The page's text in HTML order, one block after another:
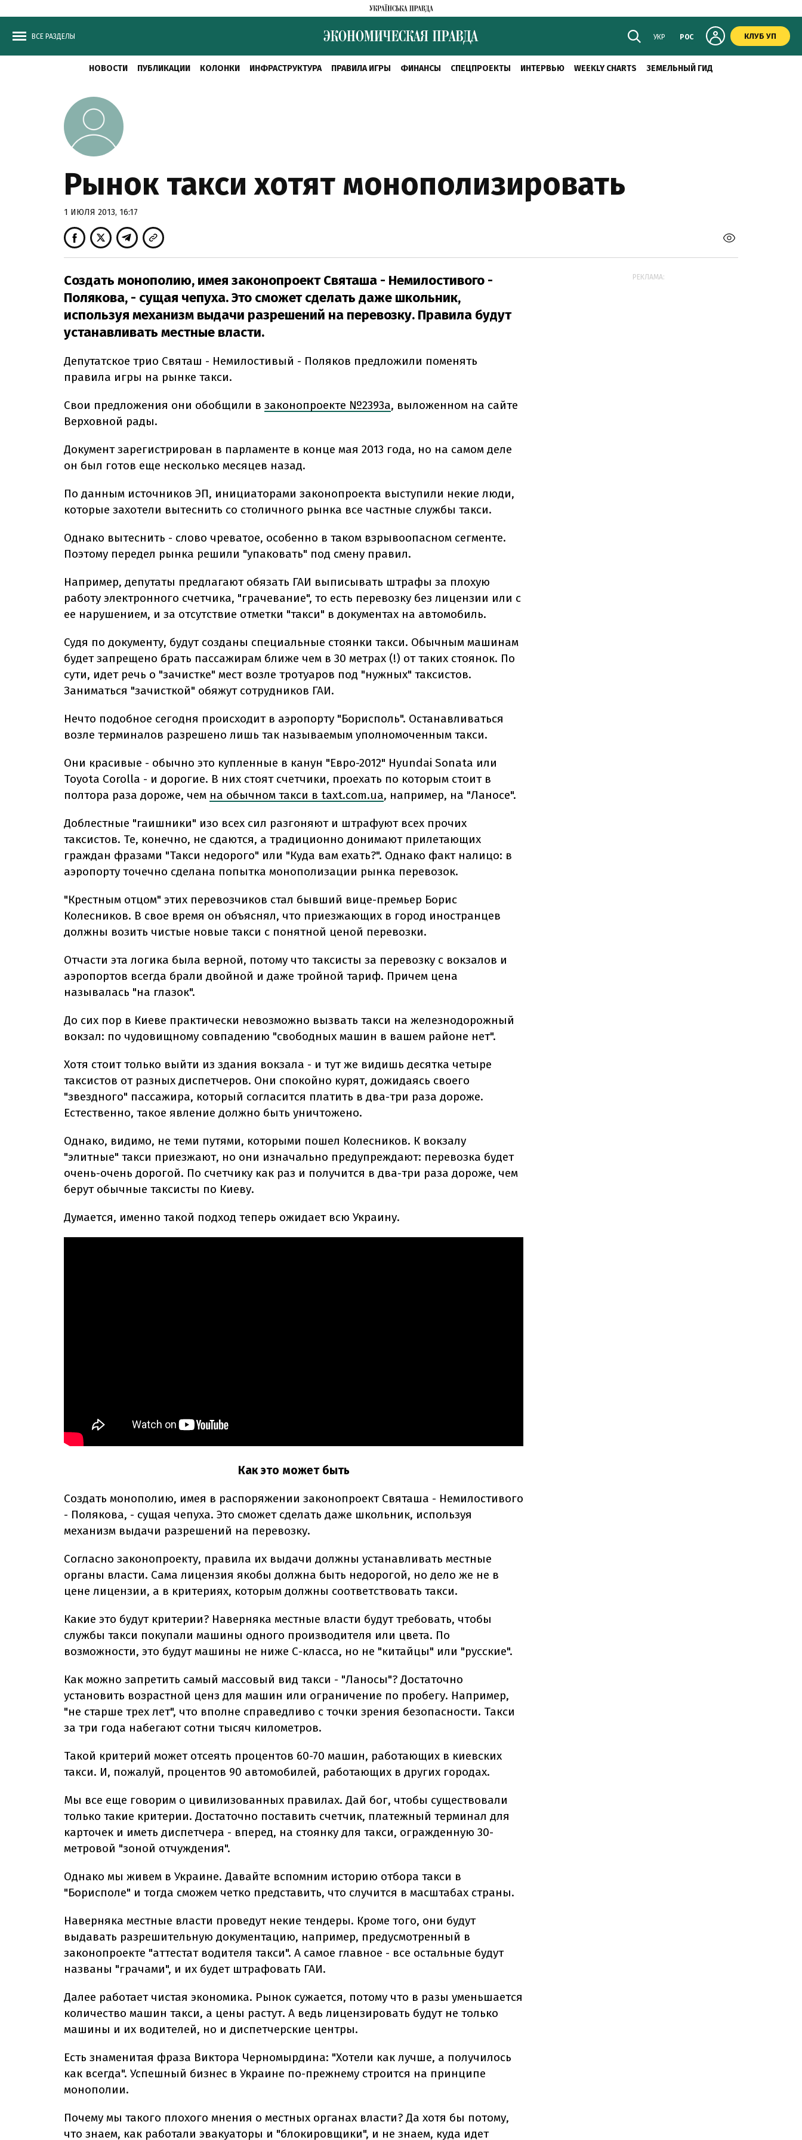
ВСЕ РАЗДЕЛЫ УКР РОС КЛУБ УП
НОВОСТИ ПУБЛИКАЦИИ КОЛОНКИ ИНФРАСТРУКТУРА ПРАВИЛА ИГРЫ ФИНАНСЫ СПЕЦПРОЕКТЫ ИНТЕРВЬЮ WEEKLY CHARTS ЗЕМЕЛЬНЫЙ ГИД
Рынок такси хотят монополизировать
1 ИЮЛЯ 2013, 16:17
Создать монополию, имея законопроект Святаша - Немилостивого -
Полякова, - сущая чепуха. Это сможет сделать даже школьник,
используя механизм выдачи разрешений на перевозку. Правила будут
устанавливать местные власти.
Депутатское трио Святаш - Немилостивый - Поляков предложили поменять
правила игры на рынке такси.
Свои предложения они обобщили в законопроекте №2393а, выложенном на сайте
Верховной рады.
Документ зарегистрирован в парламенте в конце мая 2013 года, но на самом деле
он был готов еще несколько месяцев назад.
По данным источников ЭП, инициаторами законопроекта выступили некие люди,
которые захотели вытеснить со столичного рынка все частные службы такси.
Однако вытеснить - слово чреватое, особенно в таком взрывоопасном сегменте.
Поэтому передел рынка решили "упаковать" под смену правил.
Например, депутаты предлагают обязать ГАИ выписывать штрафы за плохую
работу электронного счетчика, "грачевание", то есть перевозку без лицензии или с
ее нарушением, и за отсутствие отметки "такси" в документах на автомобиль.
Судя по документу, будут созданы специальные стоянки такси. Обычным машинам
будет запрещено брать пассажирам ближе чем в 30 метрах (!) от таких стоянок. По
сути, идет речь о "зачистке" мест возле тротуаров под "нужных" таксистов.
Заниматься "зачисткой" обяжут сотрудников ГАИ.
Нечто подобное сегодня происходит в аэропорту "Борисполь". Останавливаться
возле терминалов разрешено лишь так называемым уполномоченным такси.
Они красивые - обычно это купленные в канун "Евро-2012" Hyundai Sonata или
Toyota Corolla - и дорогие. В них стоят счетчики, проехать по которым стоит в
полтора раза дороже, чем на обычном такси в taxt.com.ua, например, на "Ланосе".
Доблестные "гаишники" изо всех сил разгоняют и штрафуют всех прочих
таксистов. Те, конечно, не сдаются, а традиционно донимают прилетающих
граждан фразами "Такси недорого" или "Куда вам ехать?". Однако факт налицо: в
аэропорту точечно сделана попытка монополизации рынка перевозок.
"Крестным отцом" этих перевозчиков стал бывший вице-премьер Борис
Колесников. В свое время он объяснял, что приезжающих в город иностранцев
должны возить чистые новые такси с понятной ценой перевозки.
Отчасти эта логика была верной, потому что таксисты за перевозку с вокзалов и
аэропортов всегда брали двойной и даже тройной тариф. Причем цена
называлась "на глазок".
До сих пор в Киеве практически невозможно вызвать такси на железнодорожный
вокзал: по чудовищному совпадению "свободных машин в вашем районе нет".
Хотя стоит только выйти из здания вокзала - и тут же видишь десятка четыре
таксистов от разных диспетчеров. Они спокойно курят, дожидаясь своего
"звездного" пассажира, который согласится платить в два-три раза дороже.
Естественно, такое явление должно быть уничтожено.
Однако, видимо, не теми путями, которыми пошел Колесников. К вокзалу
"элитные" такси приезжают, но они изначально предупреждают: перевозка будет
очень-очень дорогой. По счетчику как раз и получится в два-три раза дороже, чем
берут обычные таксисты по Киеву.
Думается, именно такой подход теперь ожидает всю Украину.
Как это может быть
Создать монополию, имея в распоряжении законопроект Святаша - Немилостивого
- Полякова, - сущая чепуха. Это сможет сделать даже школьник, используя
механизм выдачи разрешений на перевозку.
Согласно законопроекту, правила их выдачи должны устанавливать местные
органы власти. Сама лицензия якобы должна быть недорогой, но дело же не в
цене лицензии, а в критериях, которым должны соответствовать такси.
Какие это будут критерии? Наверняка местные власти будут требовать, чтобы
службы такси покупали машины одного производителя или цвета. По
возможности, это будут машины не ниже С-класса, но не "китайцы" или "русские".
Как можно запретить самый массовый вид такси - "Ланосы"? Достаточно
установить возрастной ценз для машин или ограничение по пробегу. Например,
"не старше трех лет", что вполне справедливо с точки зрения безопасности. Такси
за три года набегают сотни тысяч километров.
Такой критерий может отсеять процентов 60-70 машин, работающих в киевских
такси. И, пожалуй, процентов 90 автомобилей, работающих в других городах.
Мы все еще говорим о цивилизованных правилах. Дай бог, чтобы существовали
только такие критерии. Достаточно поставить счетчик, платежный терминал для
карточек и иметь диспетчера - вперед, на стоянку для такси, огражденную 30-
метровой "зоной отчуждения".
Однако мы живем в Украине. Давайте вспомним историю отбора такси в
"Борисполе" и тогда сможем четко представить, что случится в масштабах страны.
Наверняка местные власти проведут некие тендеры. Кроме того, они будут
выдавать разрешительную документацию, например, предусмотренный в
законопроекте "аттестат водителя такси". А самое главное - все остальные будут
названы "грачами", и их будет штрафовать ГАИ.
Далее работает чистая экономика. Рынок сужается, потому что в разы уменьшается
количество машин такси, а цены растут. А ведь лицензировать будут не только
машины и их водителей, но и диспетчерские центры.
Есть знаменитая фраза Виктора Черномырдина: "Хотели как лучше, а получилось
как всегда". Успешный бизнес в Украине по-прежнему строится на принципе
монополии.
Почему мы такого плохого мнения о местных органах власти? Да хотя бы потому,
что знаем, как работали эвакуаторы и "блокировщики", и не знаем, куда идет
РЕКЛАМА: